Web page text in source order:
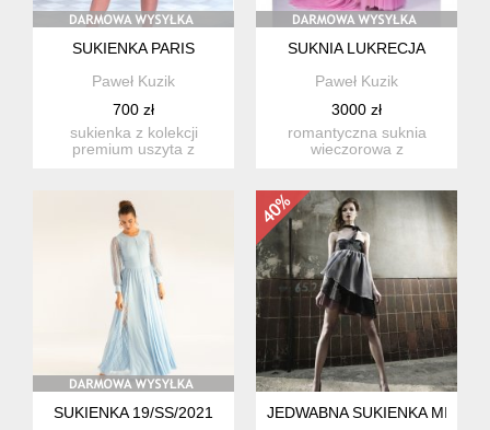
SUKIENKA PARIS
Paweł Kuzik
700 zł
sukienka z kolekcji
premium uszyta z
SUKNIA LUKRECJA
Paweł Kuzik
3000 zł
romantyczna suknia
wieczorowa z
SUKIENKA 19/SS/2021
JEDWABNA SUKIENKA MINI